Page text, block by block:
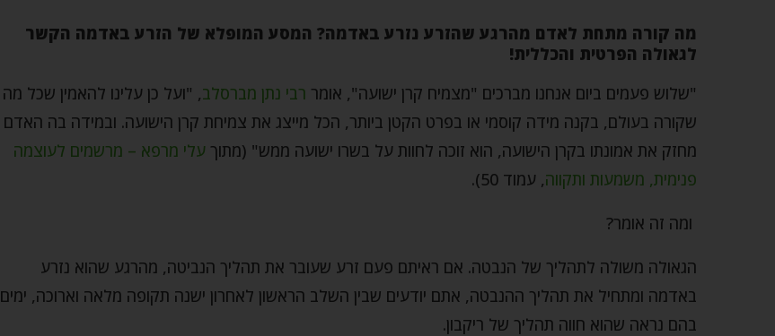
מה קורה מתחת לאדם מהרגע שהזרע נזרע באדמה? המסע המופלא של הזרע באדמה הקשר
לגאולה הפרטית והכללית!
"שלוש פעמים ביום אנחנו מברכים "מצמיח קרן ישועה", אומר רבי נתן מברסלב, "ועל כן עלינו להאמין שכל מה
שקורה בעולם, בקנה מידה קוסמי או בפרט הקטן ביותר, הכל מייצג את צמיחת קרן הישועה. ובמידה בה האדם
מחזק את אמונתו בקרן הישועה, הוא זוכה לחוות על בשרו ישועה ממש" (מתוך עלי מרפא – מרשמים לעוצמה
פנימית, משמעות ותקווה, עמוד 50).
ומה זה אומר?
הגאולה משולה לתהליך של הנבטה. אם ראיתם פעם זרע שעובר את תהליך הנביטה, מהרגע שהוא נזרע
באדמה ומתחיל את תהליך ההנבטה, אתם יודעים שבין השלב הראשון לאחרון ישנה תקופה מלאה וארוכה, ימים
בהם נראה שהוא חווה תהליך של ריקבון.